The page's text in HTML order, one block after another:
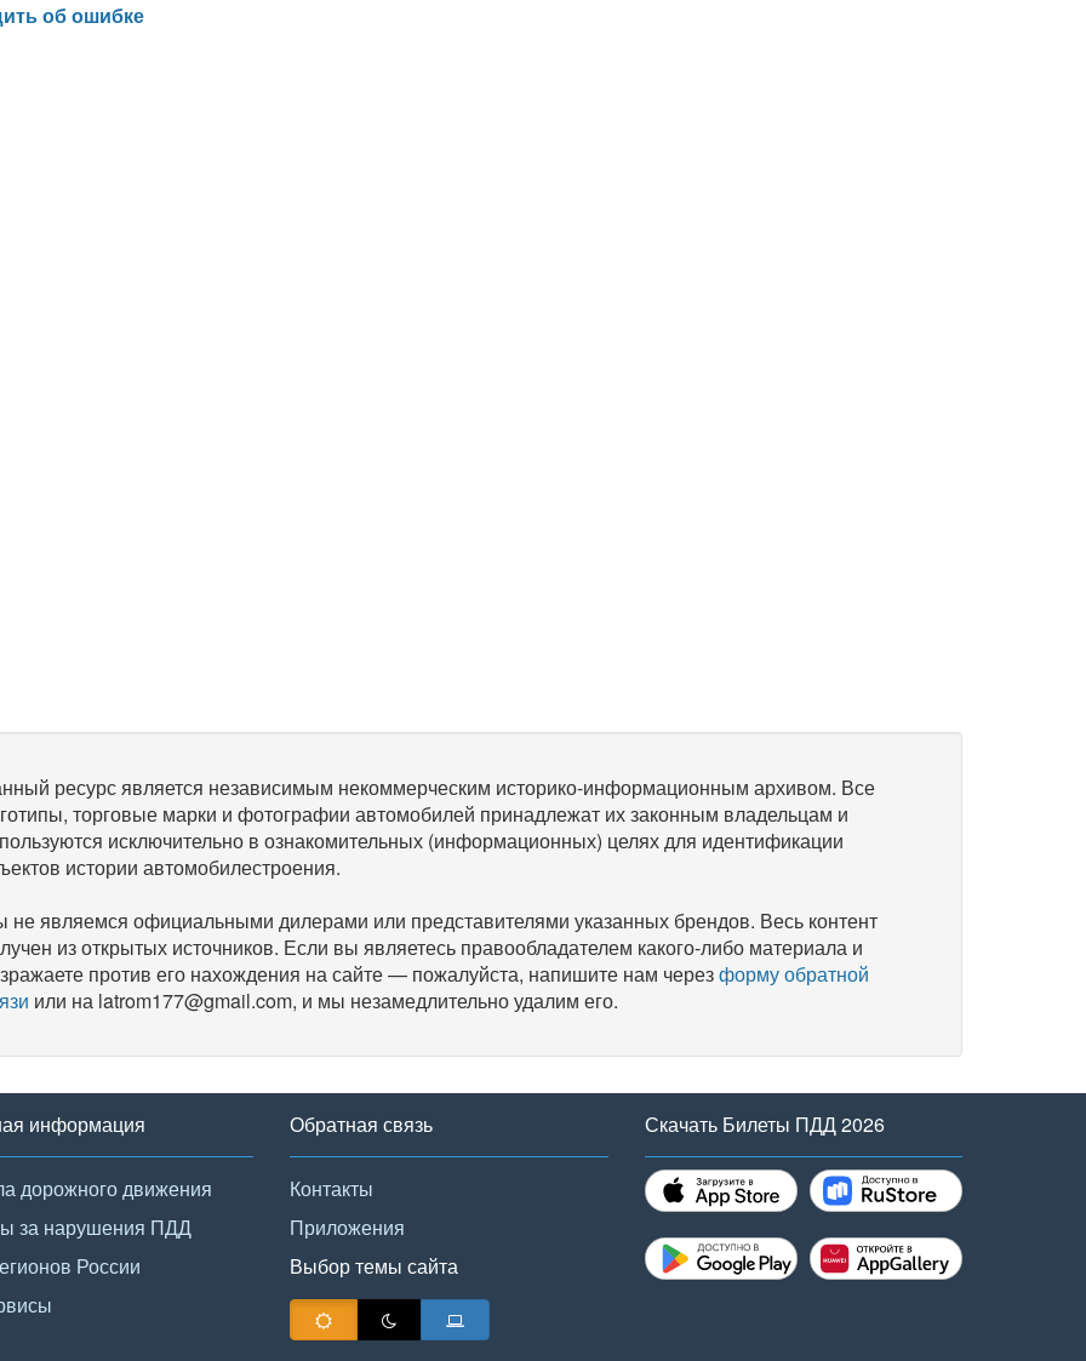
об ошибке
ресурс является независимым некоммерческим историко-информационным архивом. Все
торговые марки и фотографии автомобилей принадлежат их законным владельцам и
исключительно в ознакомительных (информационных) целях для идентификации
истории автомобилестроения.
являемся официальными дилерами или представителями указанных брендов. Весь контент
из открытых источников. Если вы являетесь правообладателем какого-либо материала и
против его нахождения на сайте — пожалуйста, напишите нам черезформу обратной
или на latrom177@gmail.com, и мы незамедлительно удалим его.
информация
дорожного движения
за нарушения ПДД
России
Обратная связь
Контакты
Приложения
Выбор темы сайта
Скачать Билеты ПДД 2026